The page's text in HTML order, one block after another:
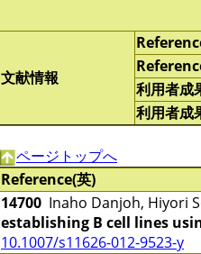
文献情報
利用者成
利用者成
ページトップへ
Reference(英)
14700 Inaho Danjoh, Hiyori
establishing B cell lines
10.1007/s11626-012-9523-y